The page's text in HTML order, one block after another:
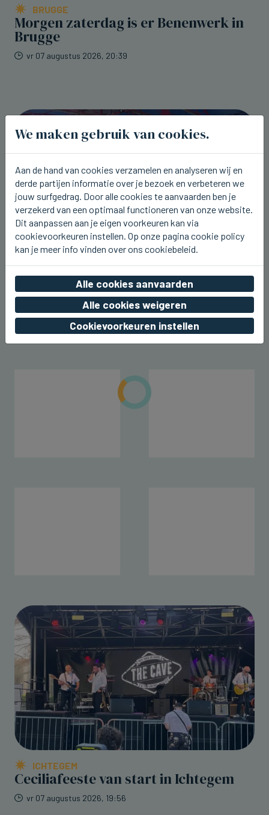
BRUGGE
Morgen zaterdag is er Benenwerk in
Brugge
vr 07 augustus 2026, 20:39
BEERNEM
Dit weekend kermis rond het station
van Beernem
vr 07 augustus 2026, 20:17
ICHTEGEM
Ceciliafeeste van start in Ichtegem
vr 07 augustus 2026, 19:56
We maken gebruik van cookies.
Aan de hand van cookies verzamelen en analyseren wij en
derde partijen informatie over je bezoek en verbeteren we
jouw surfgedrag. Door alle cookies te aanvaarden ben je
verzekerd van een optimaal functioneren van onze website.
Dit aanpassen aan je eigen voorkeuren kan via
cookievoorkeuren instellen. Op onze pagina cookie policy
kan je meer info vinden over ons cookiebeleid.
Alle cookies aanvaarden
Alle cookies weigeren
Cookievoorkeuren instellen